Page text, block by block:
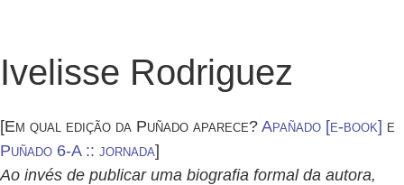
Ivelisse Rodriguez
[Em qual edição da Puñado aparece? Apañado [e-book] e
Puñado 6-A :: jornada]
Ao invés de publicar uma biografia formal da autora,